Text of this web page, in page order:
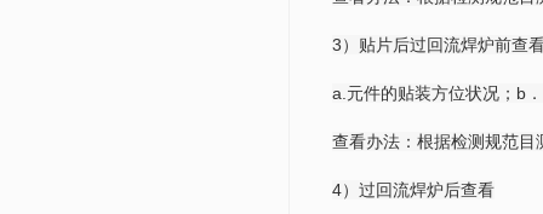
3）贴片后过回流焊炉前查
a.元件的贴装方位状况；b
查看办法：根据检测规范
4）过回流焊炉后查看